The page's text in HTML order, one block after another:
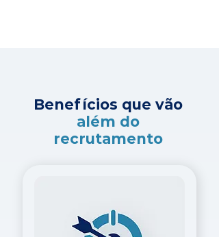
Benefícios que vão
além do
recrutamento